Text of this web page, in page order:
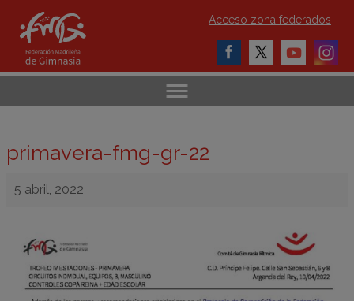
Acceso zona federados
primavera-fmg-gr-22
5 abril, 2022